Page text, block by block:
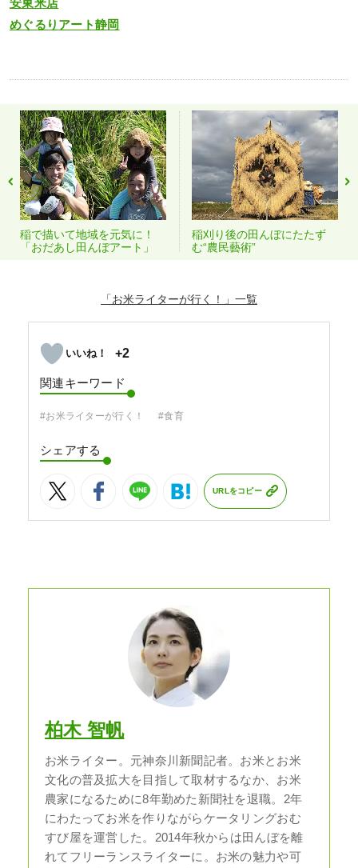
安東米店
めぐるりアート静岡
稲で描いて地域を元気に！
「おだあし田んぼアート」
稲刈り後の田んぼにたたず
む“農民藝術”
「お米ライターが行く！」
+2
関連キーワード
#お米ライターが行く！ #食育
シェアする
URLをコピー
柏木 智帆
お米ライター。元神奈川新聞記者。お米とお米
文化の普及拡大を目指して取材するなか、お米
農家になるために8年勤めた新聞社を退職。2年
にわたってお米を作りながらケータリングおむ
すび屋を運営した。2014年秋からは田んぼを離
れてフリーランスライターに。お米の魅力や可